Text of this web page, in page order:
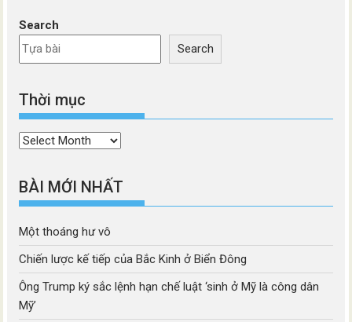
Search
Search
Thời mục
Thời
BÀI MỚI NHẤT
Một thoáng hư vô
Chiến lược kế tiếp của Bắc Kinh ở Biển Đông
Ông Trump ký sắc lệnh hạn chế luật ‘sinh ở Mỹ là công dân
Mỹ’